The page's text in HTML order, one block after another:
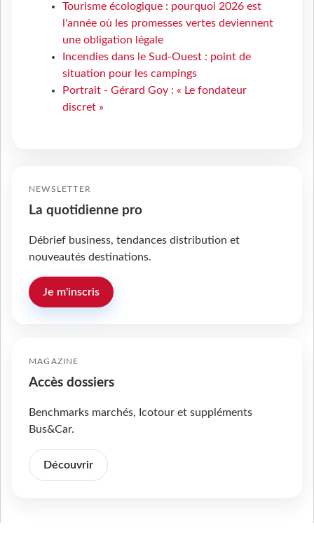
Tourisme écologique : pourquoi 2026 est
l'année où les promesses vertes deviennent
une obligation légale
Incendies dans le Sud-Ouest : point de
situation pour les campings
Portrait - Gérard Goy : « Le fondateur
discret »
NEWSLETTER
La quotidienne pro
Débrief business, tendances distribution et
nouveautés destinations.
Je m'inscris
MAGAZINE
Accès dossiers
Benchmarks marchés, Icotour et suppléments
Bus&Car.
Découvrir